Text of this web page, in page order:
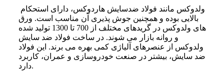
بالایی بوده و همچنین جوش پذیری آن مناسب است. ورق
های ولدوکس در گریدهای مختلف از 700 تا 1300 تولید شده
و روانه بازار می شوند. در ساخت فولاد ضد سایش
ولدوکس از عنصرهای آلیاژی کمی بهره می برند. این فولاد
ضد سایش، بیشتر در صنعت خودروسازی و عمران، کاربرد
دارد.